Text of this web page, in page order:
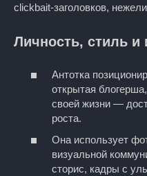
clickbait‑заголовков,
Личность, стиль
Антотка
открытая
своей жизни —
роста.
Она использует
визуальной
сторис, кадры с